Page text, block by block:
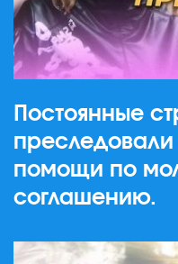
Постоянные
помощи по
соглашению.